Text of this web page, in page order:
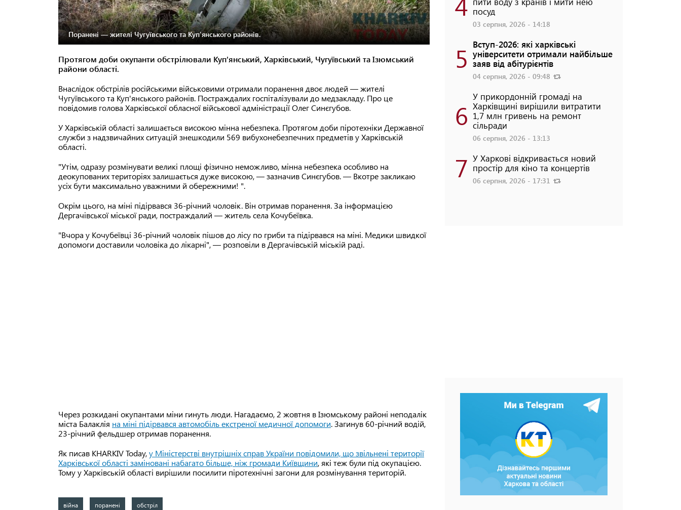
Поранені — жителі Чугуївського та Куп'янського районів.
Протягом доби окупанти обстрілювали Куп'янський, Харківський, Чугуївський та Ізюмський
райони області.
Внаслідок обстрілів російськими військовими отримали поранення двоє людей — жителі
Чугуївського та Куп'янського районів. Постраждалих госпіталізували до медзакладу. Про це
повідомив голова Харківської обласної військової адміністрації Олег Синєгубов.
У Харківській області залишається високою мінна небезпека. Протягом доби піротехніки Державної
служби з надзвичайних ситуацій знешкодили 569 вибухонебезпечних предметів у Харківській
області.
"Утім, одразу розмінувати великі площі фізично неможливо, мінна небезпека особливо на
деокупованих територіях залишається дуже високою, — зазначив Синєгубов. — Вкотре закликаю
усіх бути максимально уважними й обережними! ".
Окрім цього, на міні підірвався 36-річний чоловік. Він отримав поранення. За інформацією
Дергачівської міської ради, постраждалий — житель села Кочубеївка.
"Вчора у Кочубеївці 36-річний чоловік пішов до лісу по гриби та підірвався на міні. Медики швидкої
допомоги доставили чоловіка до лікарні", — розповіли в Дергачівській міській раді.
Через розкидані окупантами міни гинуть люди. Нагадаємо, 2 жовтня в Ізюмському районі неподалік
міста Балаклія на міні підірвався автомобіль екстреної медичної допомоги. Загинув 60-річний водій,
23-річний фельдшер отримав поранення.
Як писав KHARKIV Today,у Міністерстві внутрішніх справ України повідомили, що звільнені території
Харківської області заміновані набагато більше, ніж громади Київщини, які теж були під окупацією.
Тому у Харківській області вирішили посилити піротехнічні загони для розмінування територій.
війна поранені обстріл
посуд
03 серпня, 2026 - 14:18
5 Вступ-2026: які харківські
університети отримали найбільше
заяв від абітурієнтів
04 серпня, 2026 - 09:48
6
У прикордонній громаді на
Харківщині вирішили витратити
1,7 млн гривень на ремонт
сільради
06 серпня, 2026 - 13:13
7 У Харкові відкривається новий
простір для кіно та концертів
06 серпня, 2026 - 17:31